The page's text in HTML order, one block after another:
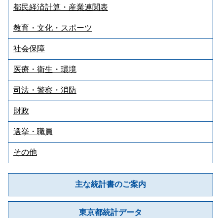
都民経済計算・産業連関表
教育・文化・スポーツ
社会保障
医療・衛生・環境
司法・警察・消防
財政
選挙・職員
その他
主な統計書のご案内
東京都統計データ